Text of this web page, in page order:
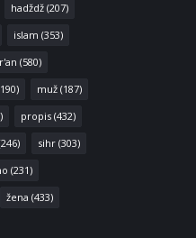
hadždž(207)
islam (353)
(580)
muž(187)
propis(432)
sihr(303)
(231)
žena (433)